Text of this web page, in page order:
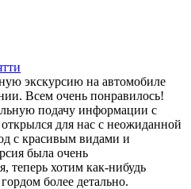
экскурсию на автомобиле
Всем очень понравилось!
подачу информации с
для нас с неожиданной
с красивым видами и
была очень
теперь хотим как-нибудь
более детально.